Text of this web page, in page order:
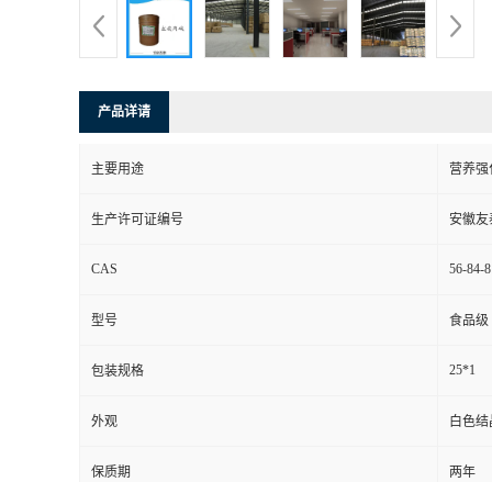
产品详请
主要用途 营养强
生产许可证编号 安徽友
CAS 56-84-8
型号 食品级
包装规格 25*1
外观 白色
保质期 两年